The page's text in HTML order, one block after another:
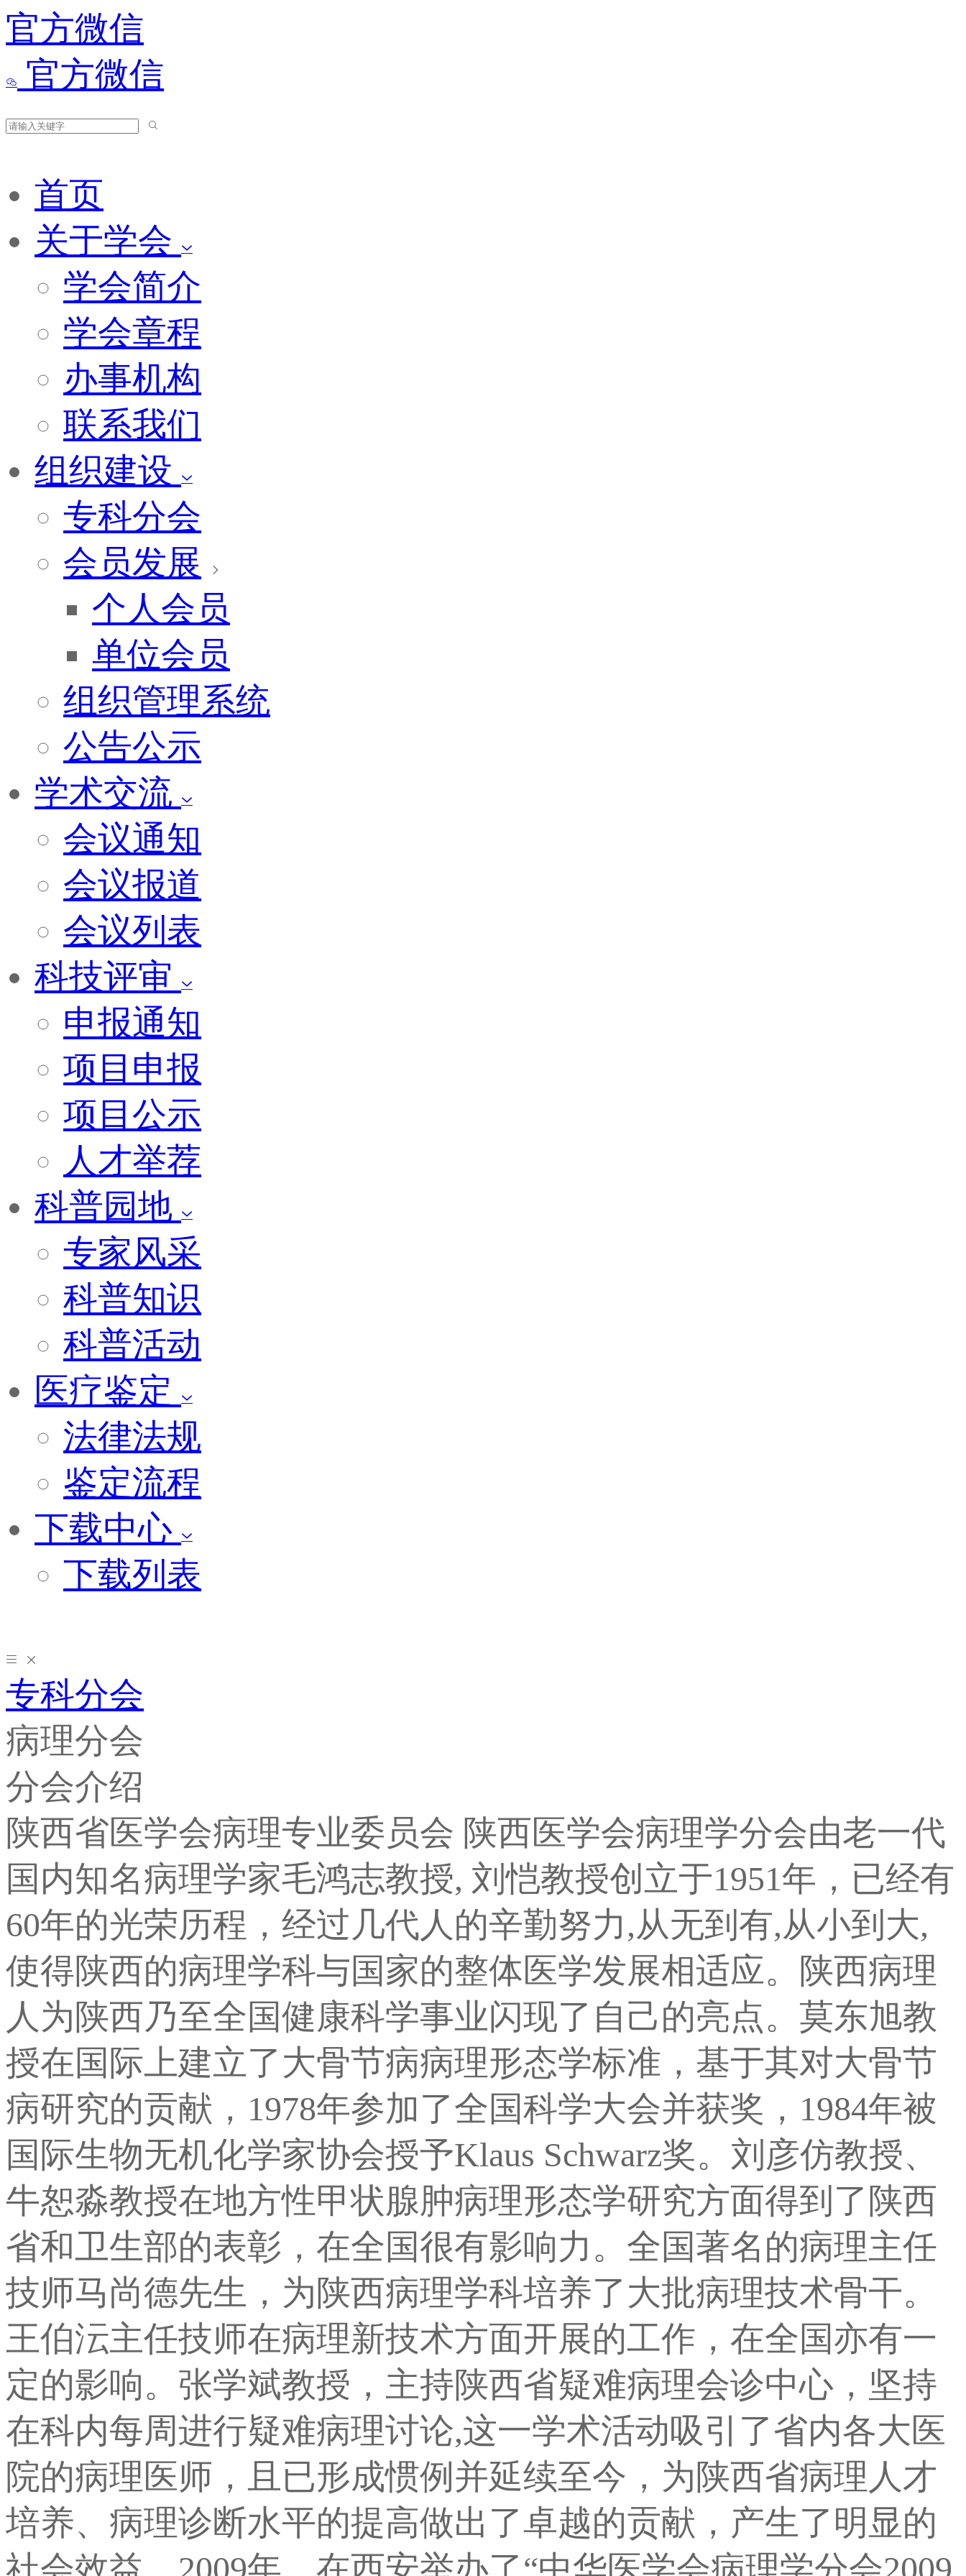
官方微信
官方微信
首页
关于学会
学会简介
学会章程
办事机构
联系我们
组织建设
专科分会
会员发展
个人会员
单位会员
组织管理系统
公告公示
学术交流
会议通知
会议报道
会议列表
科技评审
申报通知
项目申报
项目公示
人才举荐
科普园地
专家风采
科普知识
科普活动
医疗鉴定
法律法规
鉴定流程
下载中心
下载列表
专科分会
病理分会
分会介绍
陕西省医学会病理专业委员会 陕西医学会病理学分会由老一代
国内知名病理学家毛鸿志教授, 刘恺教授创立于1951年，已经有
60年的光荣历程，经过几代人的辛勤努力,从无到有,从小到大,
使得陕西的病理学科与国家的整体医学发展相适应。陕西病理
人为陕西乃至全国健康科学事业闪现了自己的亮点。莫东旭教
授在国际上建立了大骨节病病理形态学标准，基于其对大骨节
病研究的贡献，1978年参加了全国科学大会并获奖，1984年被
国际生物无机化学家协会授予Klaus Schwarz奖。刘彦仿教授、
牛恕淼教授在地方性甲状腺肿病理形态学研究方面得到了陕西
省和卫生部的表彰，在全国很有影响力。全国著名的病理主任
技师马尚德先生，为陕西病理学科培养了大批病理技术骨干。
王伯沄主任技师在病理新技术方面开展的工作，在全国亦有一
定的影响。张学斌教授，主持陕西省疑难病理会诊中心，坚持
在科内每周进行疑难病理讨论,这一学术活动吸引了省内各大医
院的病理医师，且已形成惯例并延续至今，为陕西省病理人才
培养、病理诊断水平的提高做出了卓越的贡献，产生了明显的